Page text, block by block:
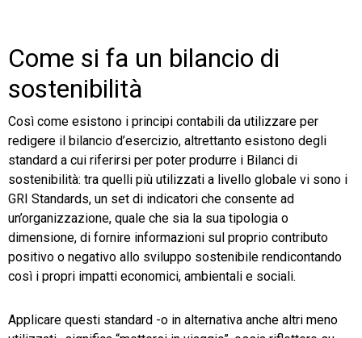
Come si fa un bilancio di
sostenibilità
Così come esistono i principi contabili da utilizzare per
redigere il bilancio d’esercizio, altrettanto esistono degli
standard a cui riferirsi per poter produrre i Bilanci di
sostenibilità: tra quelli più utilizzati a livello globale vi sono i
GRI Standards, un set di indicatori che consente ad
un’organizzazione, quale che sia la sua tipologia o
dimensione, di fornire informazioni sul proprio contributo
positivo o negativo allo sviluppo sostenibile rendicontando
così i propri impatti economici, ambientali e sociali.
Applicare questi standard -o in alternativa anche altri meno